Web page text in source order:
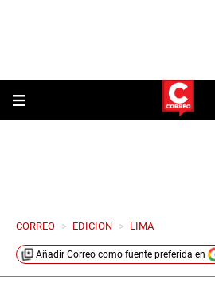
CORREO > EDICION > LIMA
Añadir Correo como fuente preferida en